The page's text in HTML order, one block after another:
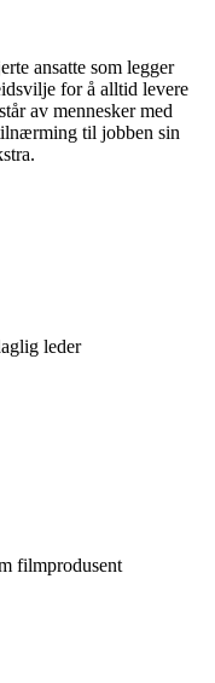
ansatte som legger
for å alltid levere
av mennesker med
til jobben sin